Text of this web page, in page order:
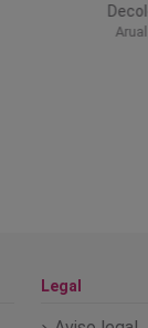
Legal